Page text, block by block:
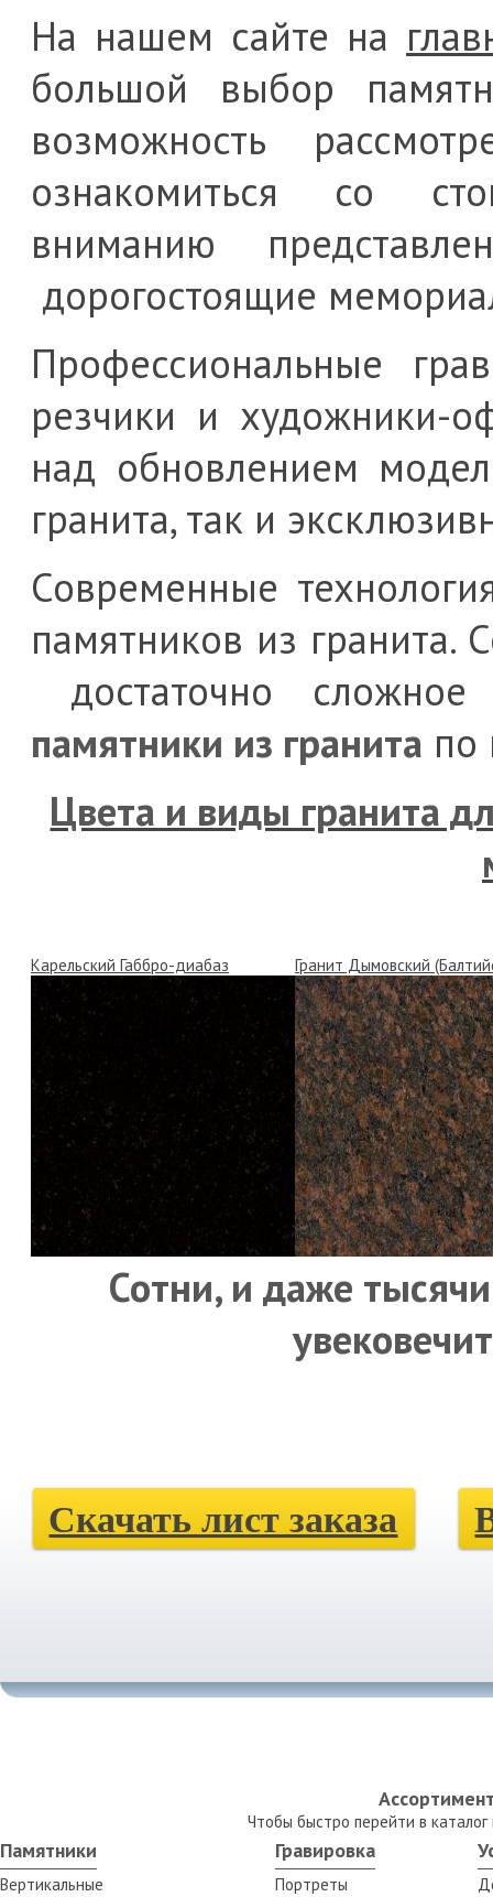
На нашем сайте на
большой выбор
возможность
ознакомиться со
вниманию
дорогостоящие
Профессиональные
резчики и художники-
над обновлением
гранита, так и
Современные
памятников из гранита.
достаточно
памятники из гранита по
Цвета и виды гранита
Карельский Габбро-диабаз Гранит Дымовский
Сотни, и даже
Скачать лист заказа
Чтобы быстро перейти в
Памятники Гравировка
Вертикальные
Портреты